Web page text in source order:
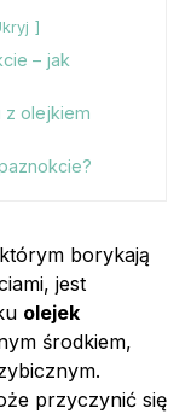
– jak
z olejkiem
borykają
jest
olejek
środkiem,
przyczynić się